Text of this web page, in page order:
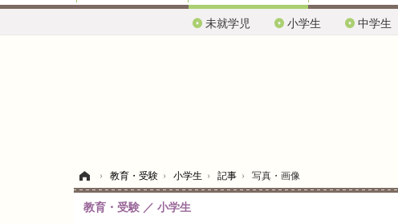
未就学児 小学生 中学生
› 教育・受験 › 小学生 › 記事 › 写真・画像
教育・受験 小学生